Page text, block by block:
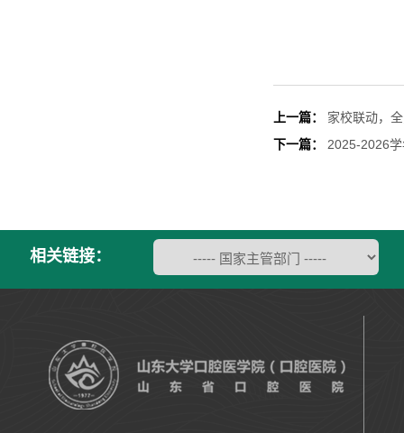
上一篇：
家校联动，
下一篇：
2025-2026
相关链接：